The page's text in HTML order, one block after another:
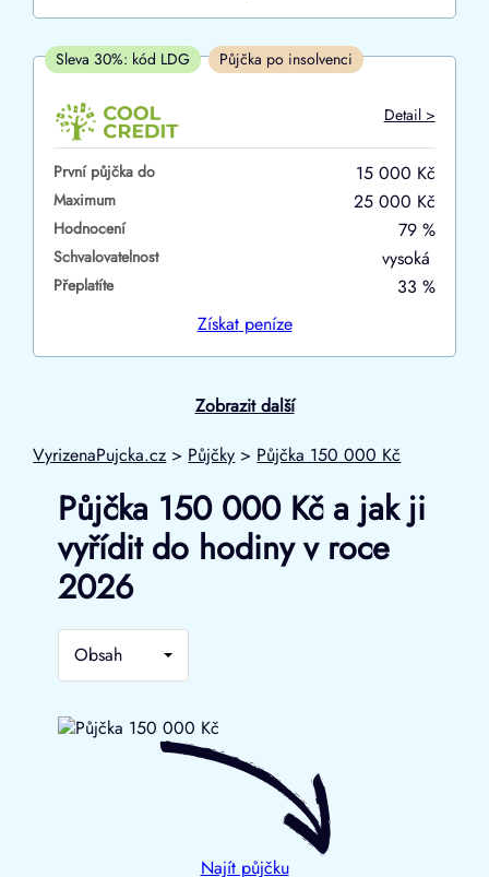
V hotovosti
ano
Sleva 30%: kód LDG Půjčka po insolvenci
Detail >
První půjčka do 15 000 Kč
Maximum 25 000 Kč
Hodnocení 79 %
Schvalovatelnost vysoká
Přeplatíte
33 %
Získatpeníze
Zobrazit další
VyrizenaPujcka.cz > Půjčky > Půjčka 150 000 Kč
Půjčka 150 000 Kč a jak ji
vyřídit do hodiny v roce
2026
Obsah
Najít půjčku